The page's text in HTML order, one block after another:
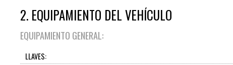
2. EQUIPAMIENTO DEL VEHÍCULO
EQUIPAMIENTO GENERAL:
LLAVES: